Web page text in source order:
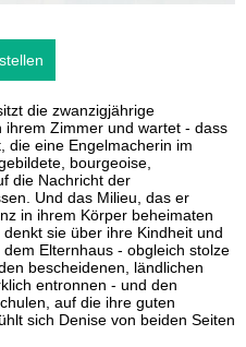
die zwanzigjährige
Zimmer und wartet - dass
die eine Engelmacherin im
bourgeoise,
die Nachricht der
Und das Milieu, das er
in ihrem Körper beheimaten
sie über ihre Kindheit und
Elternhaus - obgleich stolze
bescheidenen, ländlichen
entronnen - und den
auf die ihre guten
sich Denise von beiden Seiten